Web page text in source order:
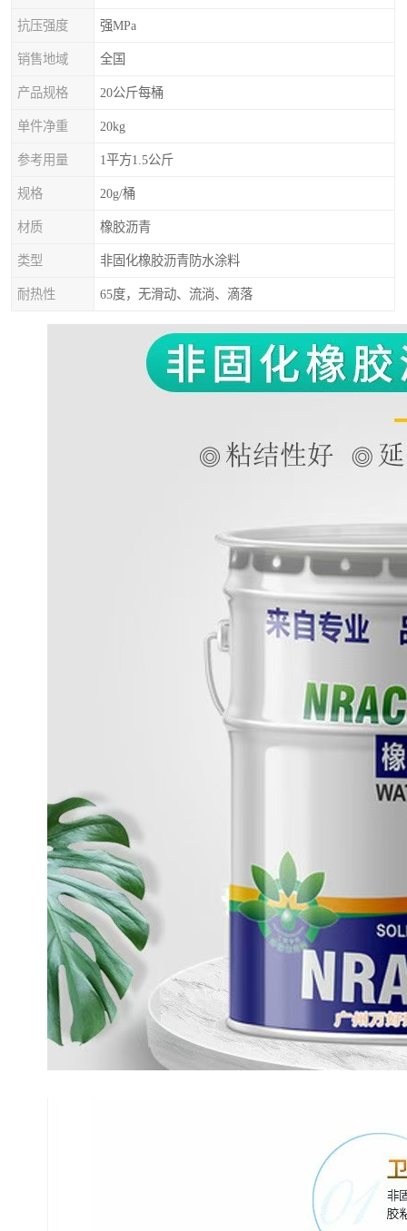
抗压强度 强MPa
销售地域 全国
产品规格 20公斤每桶
单件净重 20kg
参考用量 1平方1.5公斤
规格 20g/桶
材质 橡胶沥青
类型 非固化橡胶沥青防水涂料
耐热性 65度，无滑动、流淌、滴落